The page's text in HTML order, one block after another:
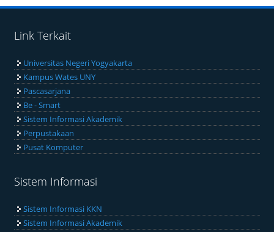
Link Terkait
Universitas Negeri Yogyakarta
Kampus Wates UNY
Pascasarjana
Be - Smart
Sistem Informasi Akademik
Perpustakaan
Pusat Komputer
Sistem Informasi
Sistem Informasi KKN
Sistem Informasi Akademik